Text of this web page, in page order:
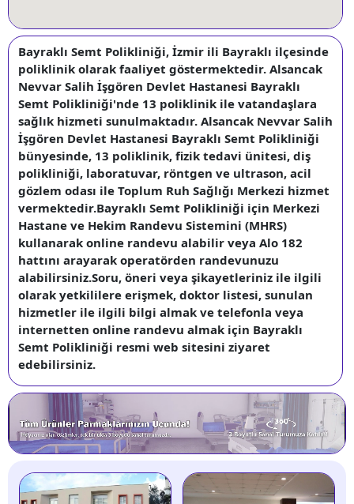
Bayraklı Semt Polikliniği, İzmir ili Bayraklı ilçesinde
poliklinik olarak faaliyet göstermektedir. Alsancak
Nevvar Salih İşgören Devlet Hastanesi Bayraklı
Semt Polikliniği'nde 13 poliklinik ile vatandaşlara
sağlık hizmeti sunulmaktadır. Alsancak Nevvar Salih
İşgören Devlet Hastanesi Bayraklı Semt Polikliniği
bünyesinde, 13 poliklinik, fizik tedavi ünitesi, diş
polikliniği, laboratuvar, röntgen ve ultrason, acil
gözlem odası ile Toplum Ruh Sağlığı Merkezi hizmet
vermektedir.Bayraklı Semt Polikliniği için Merkezi
Hastane ve Hekim Randevu Sistemini (MHRS)
kullanarak online randevu alabilir veya Alo 182
hattını arayarak operatörden randevunuzu
alabilirsiniz.Soru, öneri veya şikayetleriniz ile ilgili
olarak yetkililere erişmek, doktor listesi, sunulan
hizmetler ile ilgili bilgi almak ve telefonla veya
internetten online randevu almak için Bayraklı
Semt Polikliniği resmi web sitesini ziyaret
edebilirsiniz.